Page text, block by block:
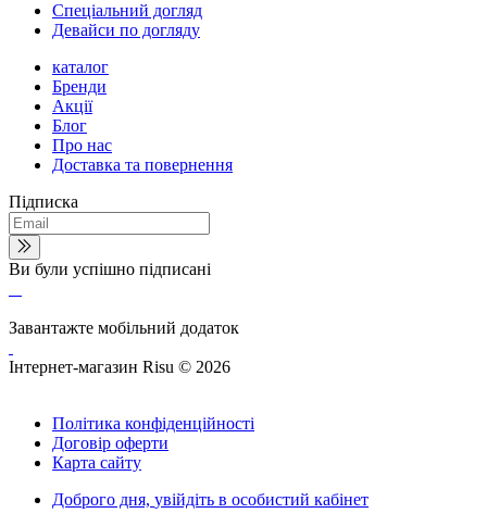
Спеціальний догляд
Девайси по догляду
каталог
Бренди
Акції
Блог
Про нас
Доставка та повернення
Підписка
Ви були успішно підписані
Завантажте мобільний додаток
Інтернет-магазин Risu © 2026
Політика конфіденційності
Договір оферти
Карта сайту
Доброго дня, увійдіть в особистий кабінет